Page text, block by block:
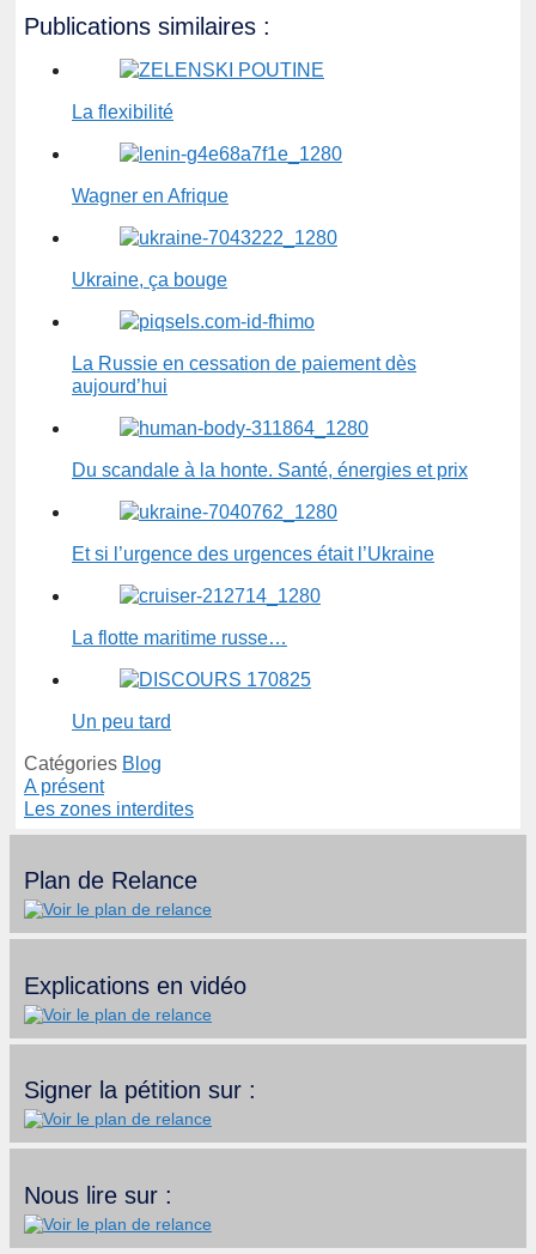
Publications similaires :
La flexibilité
Wagner en Afrique
Ukraine, ça bouge
La Russie en cessation de paiement dès
aujourd’hui
Du scandale à la honte. Santé, énergies et prix
Et si l’urgence des urgences était l’Ukraine
La flotte maritime russe…
Un peu tard
Catégories Blog
A présent
Les zones interdites
Plan de Relance
Explications en vidéo
Signer la pétition sur :
Nous lire sur :